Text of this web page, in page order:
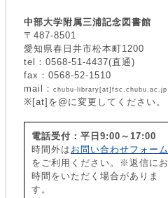
中部大学附属三浦記念図書館
〒487-8501
愛知県春日井市松本町1200
tel：0568-51-4437(直通)
fax：0568-52-1510
mail： chubu-library[at]fsc.chubu.ac.jp
※[at]を@に変更してください。
電話受付：平日9:00～17:00
時間外は お問い合わせフォーム
をご利用ください。※返信にお
時間をいただく場合がありま
す。